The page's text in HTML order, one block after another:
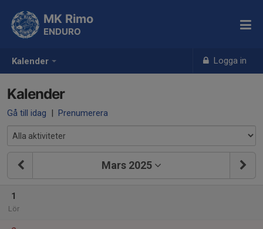
Kalender Logga in
MK Rimo
ENDURO
Kalender
Gå till idag | Prenumerera
Mars 2025
1
Lör